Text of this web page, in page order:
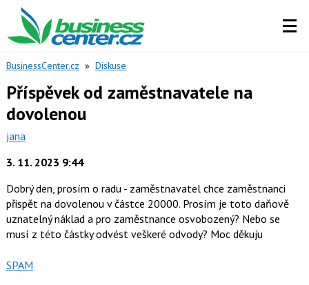
BusinessCenter.cz » Diskuse
Příspěvek od zaměstnavatele na
dovolenou
jana
3. 11. 2023 9:44
Dobrý den, prosím o radu - zaměstnavatel chce zaměstnanci
přispět na dovolenou v částce 20000. Prosím je toto daňově
uznatelný náklad a pro zaměstnance osvobozený? Nebo se
musí z této částky odvést veškeré odvody? Moc děkuju
Nahlásit
SPAM